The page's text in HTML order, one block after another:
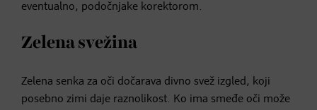
eventualno, podočnjake korektorom.
Zelena svežina
Zelena senka za oči dočarava divno svež izgled, koji
posebno zimi daje raznolikost. Ko ima smeđe oči može